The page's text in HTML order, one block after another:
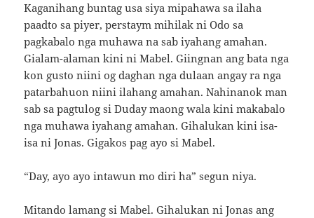
Kaganihang buntag usa siya mipahawa sa ilaha
paadto sa piyer, perstaym mihilak ni Odo sa
pagkabalo nga muhawa na sab iyahang amahan.
Gialam-alaman kini ni Mabel. Giingnan ang bata nga
kon gusto niini og daghan nga dulaan angay ra nga
patarbahuon niini ilahang amahan. Nahinanok man
sab sa pagtulog si Duday maong wala kini makabalo
nga muhawa iyahang amahan. Gihalukan kini isa-
isa ni Jonas. Gigakos pag ayo si Mabel.
“Day, ayo ayo intawun mo diri ha” segun niya.
Mitando lamang si Mabel. Gihalukan ni Jonas ang